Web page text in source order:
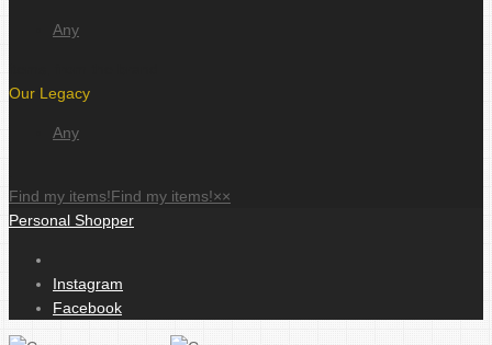
Any
Our Legacy
Any
Find my items!Find my items!××
Personal Shopper
Instagram
Facebook